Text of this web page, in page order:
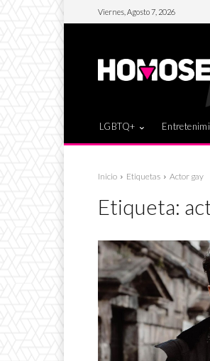
Viernes, Agosto 7, 2026
LGBTQ+
Inicio Etiquetas Actor gay
Etiqueta: